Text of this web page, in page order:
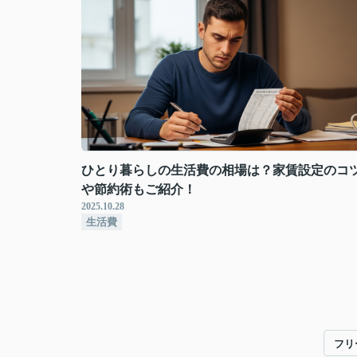
ひとり暮らしの生活費の相場は？家賃設定のコ
や節約術もご紹介！
2025.10.28
生活費
フ